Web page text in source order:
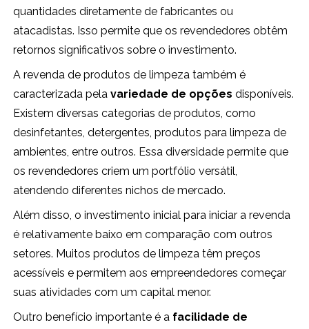
quantidades diretamente de fabricantes ou
atacadistas. Isso permite que os revendedores obtêm
retornos significativos sobre o investimento.
A revenda de produtos de limpeza também é
caracterizada pelavariedade de opções disponíveis.
Existem diversas categorias de produtos, como
desinfetantes, detergentes, produtos para limpeza de
ambientes, entre outros. Essa diversidade permite que
os revendedores criem um portfólio versátil,
atendendo diferentes nichos de mercado.
Além disso, o investimento inicial para iniciar a revenda
é relativamente baixo em comparação com outros
setores. Muitos produtos de limpeza têm preços
acessíveis e permitem aos empreendedores começar
suas atividades com um capital menor.
Outro benefício importante é a facilidade de